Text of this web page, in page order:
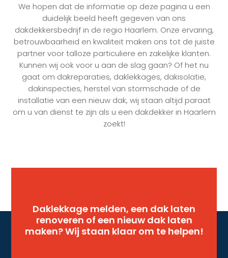
We hopen dat de informatie op deze pagina u een
duidelijk beeld heeft gegeven van ons
dakdekkersbedrijf in de regio Haarlem. Onze ervaring,
betrouwbaarheid en kwaliteit maken ons tot de juiste
partner voor talloze particuliere en zakelijke klanten.
Kunnen wij ook voor u aan de slag gaan? Of het nu
gaat om dakreparaties, daklekkages, dakisolatie,
dakinspecties, herstel van stormschade of de
installatie van een nieuw dak, wij staan altijd paraat
om u van dienst te zijn als u een dakdekker in Haarlem
zoekt!
Daklekkage melden, een dak laten
renoveren of een nieuw dak laten
maken? Wij staan klaar om te helpen!